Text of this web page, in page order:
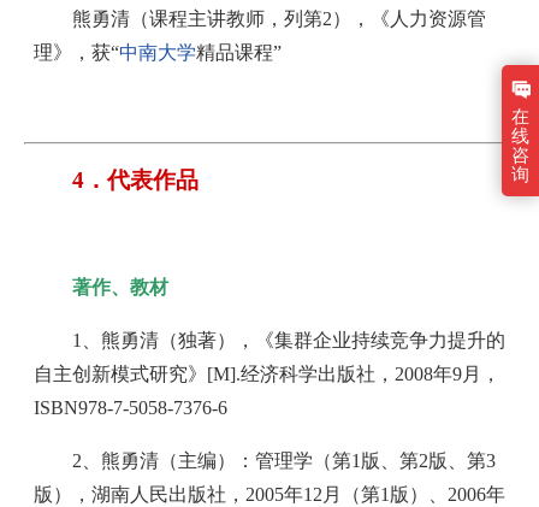
熊勇清（课程主讲教师，列第2），《人力资源管
理》，获“中南大学精品课程”
4．代表作品
著作、教材
1、熊勇清（独著），《集群企业持续竞争力提升的
自主创新模式研究》[M].经济科学出版社，2008年9月，
ISBN978-7-5058-7376-6
2、熊勇清（主编）：管理学（第1版、第2版、第3
版），湖南人民出版社，2005年12月（第1版）、2006年
在
线
咨
询